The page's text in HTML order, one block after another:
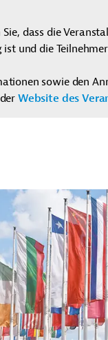
dass die
und die
sowie den
Website des